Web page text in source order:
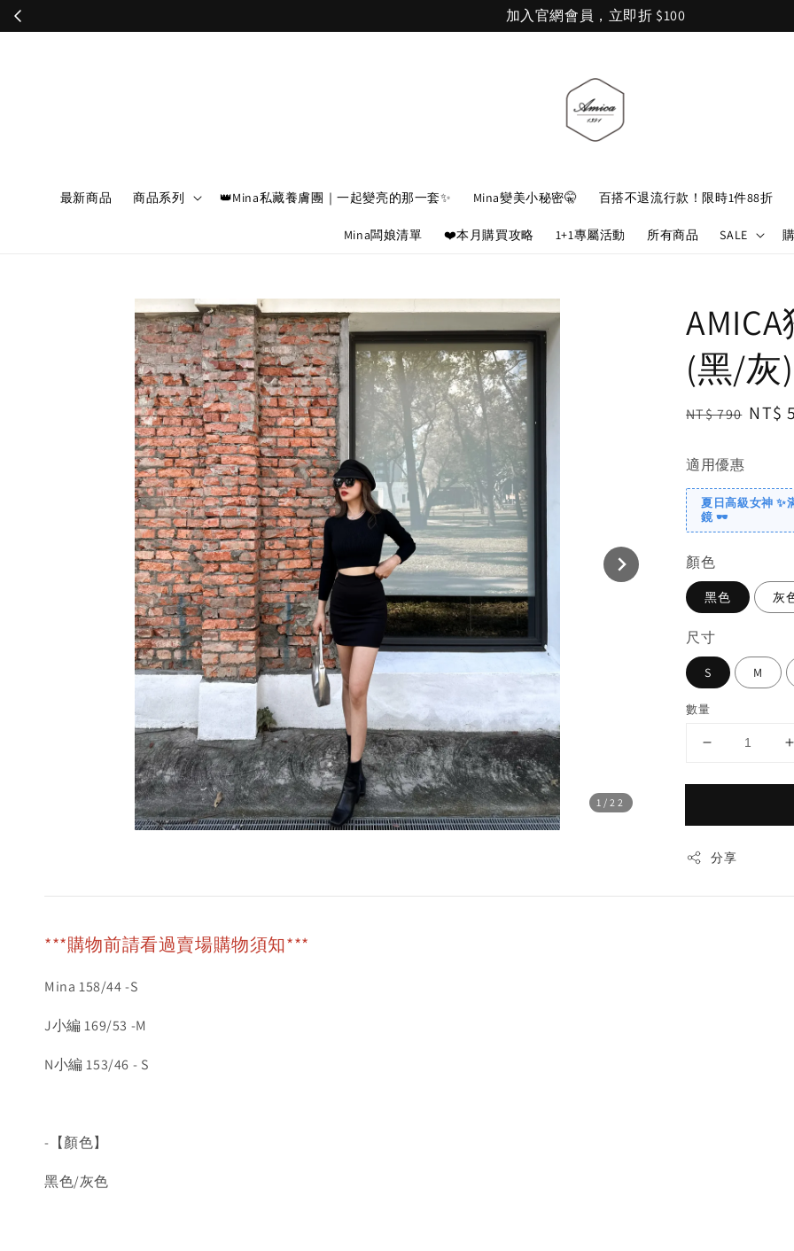
加入官網會員，立即折 $100
最新商品 商品系列 👑Mina私藏養膚團｜一起變亮的那一套✨ Mina變美小秘密🤫 百搭不退流行款！限時1件88折
Mina闆娘清單 ❤️本月購買攻略 1+1專屬活動 所有商品 SALE
1 /22
(黑/灰)
Regular
NT$ 790 Sale
NT$
適用優惠
夏日高級女神 ✨
鏡 🕶️
顏色
黑色 灰
尺寸
S M
數量
分享
***購物前請看過賣場購物須知***
Mina 158/44 -S
J小編 169/53 -M
N小編 153/46 - S
-【顏色】
黑色/灰色